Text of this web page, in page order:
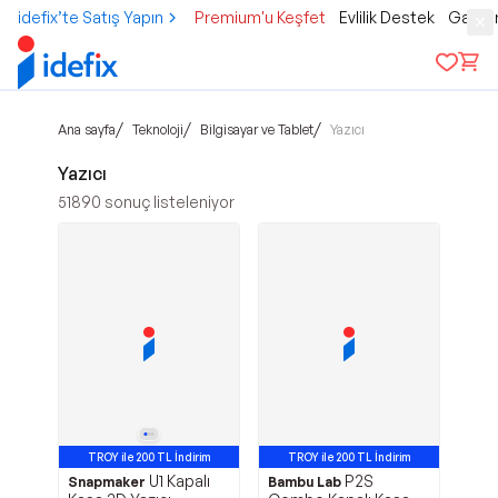
idefix’te Satış Yapın Premium'u Keşfet Evlilik Destek
Ana sayfa/ Teknoloji/ Bilgisayar ve Tablet/ Yazıcı
Yazıcı
51890 sonuç listeleniyor
TROY ile 200 TL İndirim
Snapmaker U1 Kapalı
TROY ile 200 TL İndirim
Bambu Lab P2S